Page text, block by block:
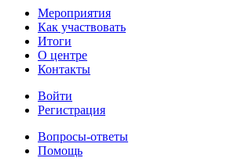
Мероприятия
Как участвовать
Итоги
О центре
Контакты
Войти
Регистрация
Вопросы-ответы
Помощь